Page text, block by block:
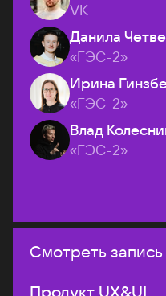
VK
Данила
«ГЭС-2»
Ирина
«ГЭС-2»
Влад
«ГЭС-2»
Смотреть запись
Продукт UX&UI